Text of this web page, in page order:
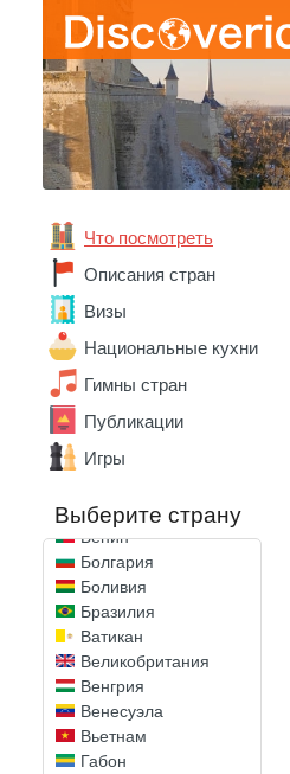
Что посмотреть
Описания стран
Визы
Национальные кухни
Гимны стран
Публикации
Игры
Выберите страну
Австрия
Азербайджан
Алжир
Ангола
Андорра
Аргентина
Армения
Бельгия
Бенин
Болгария
Боливия
Бразилия
Ватикан
Великобритания
Венгрия
Венесуэла
Вьетнам
Габон